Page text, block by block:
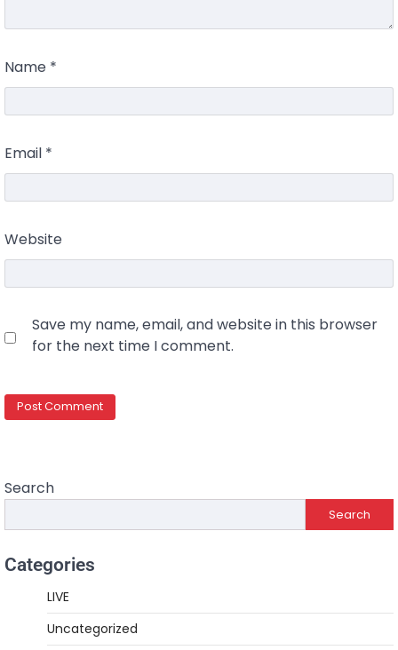
Name *
Email *
Website
Save my name, email, and website in this browser
for the next time I comment.
Search
Search
Categories
LIVE
Uncategorized